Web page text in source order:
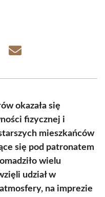
Share
okazała się
fizycznej i
mieszkańców
się pod patronatem
wielu
udział w
na imprezie